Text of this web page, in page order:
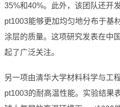
35%和40%。此外，该团队还开
pt1003能够更加均匀地分布于基
涂层的质量。这项研究发表在中
起了广泛关注。
另一项由清华大学材料科学与工
pt1003的耐高温性能。实验结果